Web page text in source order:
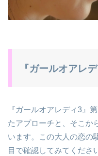
『ガールオアレ
『ガールオアレディ3』
たアプローチと、そこか
います。この大人の恋の
目で確認してみてくださ